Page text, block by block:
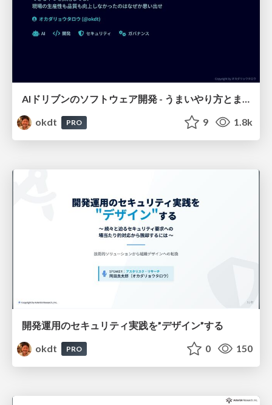
AIドリブンのソフトウェア開発 - うまいやり方とまずいやり方
okdt
PRO 9 1.8k
開発運用のセキュリティ実践を”デザイン”する
okdt
PRO 0 150